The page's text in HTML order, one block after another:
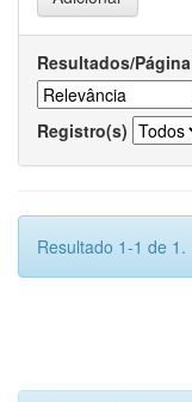
Resultados/Página
Registro(s)
Resultado 1-1 de 1.